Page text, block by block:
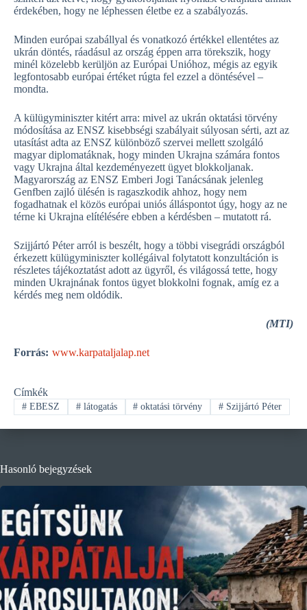
érdekében, hogy ne léphessen életbe ez a szabályozás.
Minden európai szabállyal és vonatkozó értékkel ellentétes az
ukrán döntés, ráadásul az ország éppen arra törekszik, hogy
minél közelebb kerüljön az Európai Unióhoz, mégis az egyik
legfontosabb európai értéket rúgta fel ezzel a döntésével –
mondta.
A külügyminiszter kitért arra: mivel az ukrán oktatási törvény
módosítása az ENSZ kisebbségi szabályait súlyosan sérti, azt az
utasítást adta az ENSZ különböző szervei mellett szolgáló
magyar diplomatáknak, hogy minden Ukrajna számára fontos
vagy Ukrajna által kezdeményezett ügyet blokkoljanak.
Magyarország az ENSZ Emberi Jogi Tanácsának jelenleg
Genfben zajló ülésén is ragaszkodik ahhoz, hogy nem
fogadhatnak el közös európai uniós álláspontot úgy, hogy az ne
térne ki Ukrajna elítélésére ebben a kérdésben – mutatott rá.
Szijjártó Péter arról is beszélt, hogy a többi visegrádi országból
érkezett külügyminiszter kollégáival folytatott konzultáción is
részletes tájékoztatást adott az ügyről, és világossá tette, hogy
minden Ukrajnának fontos ügyet blokkolni fognak, amíg ez a
kérdés meg nem oldódik.
(MTI)
Forrás: www.karpataljalap.net
Címkék
#EBESZ #látogatás # oktatási törvény # Szijjártó Péter
Hasonló bejegyzések